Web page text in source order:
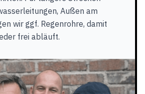
Außen am
wir ggf. Regenrohre, damit
frei abläuft.